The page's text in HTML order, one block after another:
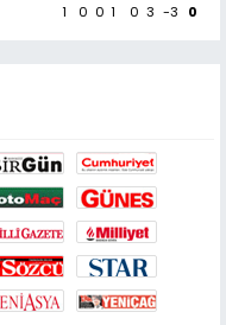
1 0 0 1 0 3 -3 0